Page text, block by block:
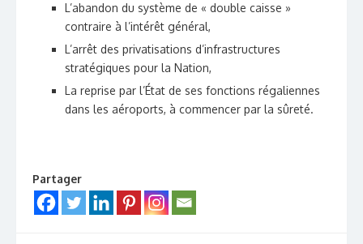
L’abandon du système de « double caisse »
contraire à l’intérêt général,
L’arrêt des privatisations d’infrastructures
stratégiques pour la Nation,
La reprise par l’État de ses fonctions régaliennes
dans les aéroports, à commencer par la sûreté.
Partager